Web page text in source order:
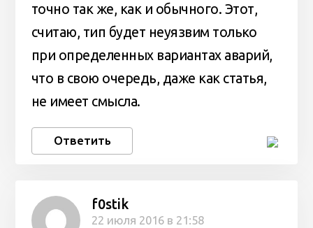
точно так же, как и обычного. Этот,
считаю, тип будет неуязвим только
при определенных вариантах аварий,
что в свою очередь, даже как статья,
не имеет смысла.
Ответить
f0stik
22 июля 2016 в 21:58